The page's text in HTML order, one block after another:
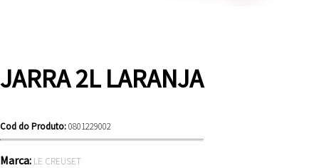
JARRA 2L LARANJA
Cod do Produto:0801229002
Marca: LE CREUSET